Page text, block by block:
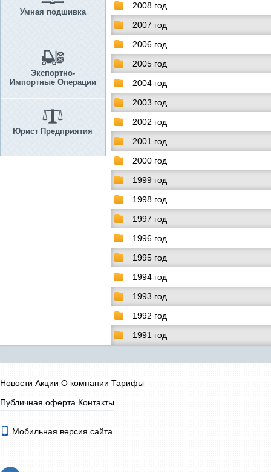
Умная подшивка
Экспортно-
Импортные Операции
Юрист Предприятия
2008 год
2007 год
2006 год
2005 год
2004 год
2003 год
2002 год
2001 год
2000 год
1999 год
1998 год
1997 год
1996 год
1995 год
1994 год
1993 год
1992 год
1991 год
Новости Акции О компании Тарифы
Публичная оферта Контакты
Мобильная версия сайта